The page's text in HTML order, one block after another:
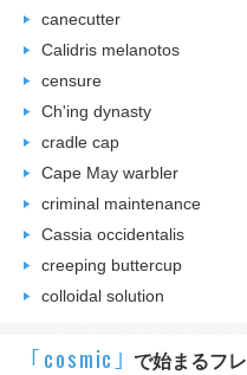
canecutter
Calidris melanotos
censure
Ch'ing dynasty
cradle cap
Cape May warbler
criminal maintenance
Cassia occidentalis
creeping buttercup
colloidal solution
｢cosmic｣ で始まるフ